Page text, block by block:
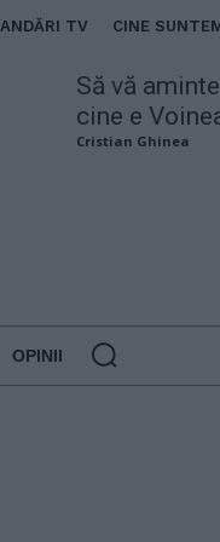
TV CINE
Să vă
cine e
Cristian Ghinea
OPINII